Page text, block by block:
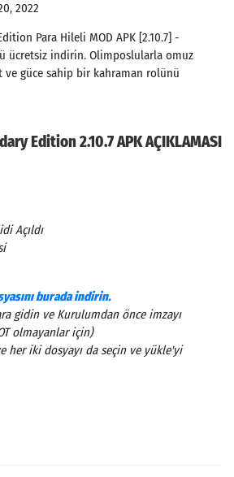
2022
Para Hileli MOD APK [2.10.7] -
ücretsiz indirin. Olimposlularla omuz
ve güce sahip bir kahraman rolünü
Edition 2.10.7 APK AÇIKLAMASI
Açıldı
burada indirin.
gidin ve Kurulumdan önce imzayı
olmayanlar için)
her iki dosyayı da seçin ve yükle'yi